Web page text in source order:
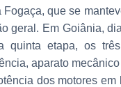
Fogaça, que se
geral. Em Goiânia,
quinta etapa, os
aparato
dos motores em